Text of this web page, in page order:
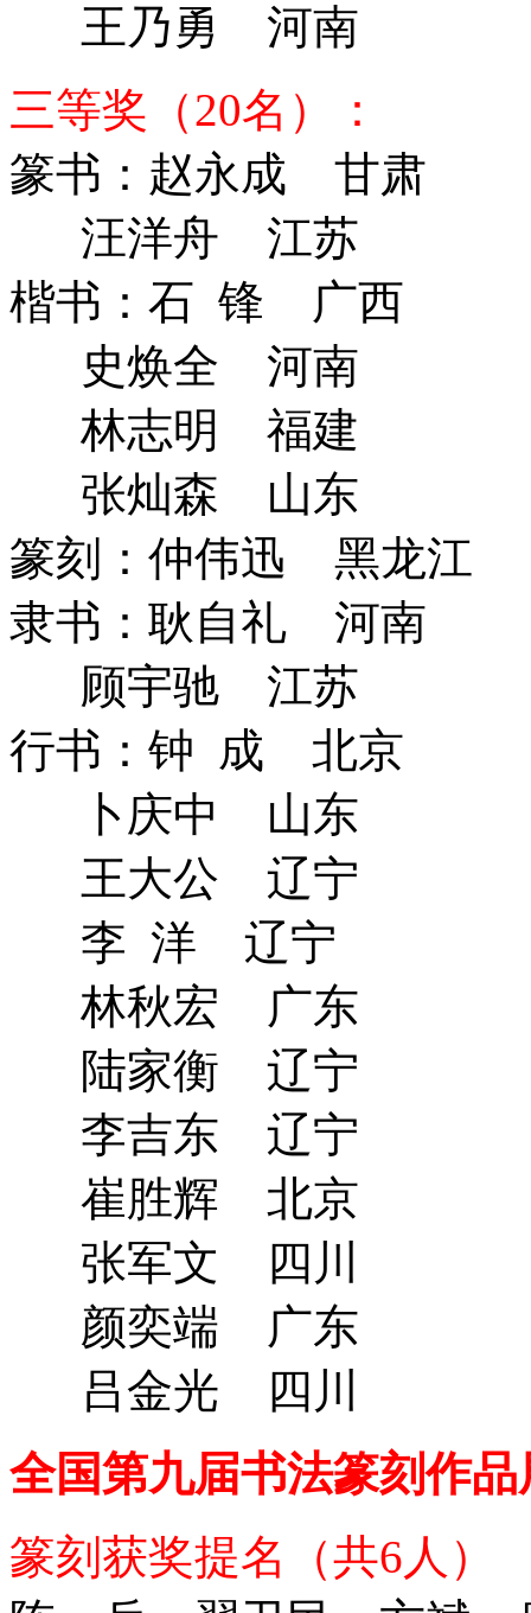
王乃勇 河南
三等奖（20名）：
篆书：赵永成 甘肃
汪洋舟 江苏
楷书：石 锋 广西
史焕全 河南
林志明 福建
张灿森 山东
篆刻：仲伟迅 黑龙江
隶书：耿自礼 河南
顾宇驰 江苏
行书：钟 成 北京
卜庆中 山东
王大公 辽宁
李 洋 辽宁
林秋宏 广东
陆家衡 辽宁
李吉东 辽宁
崔胜辉 北京
张军文 四川
颜奕端 广东
吕金光 四川
全国第九届书法篆刻作
篆刻获奖提名（共6人）